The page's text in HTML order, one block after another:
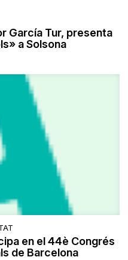
García Tur, presenta
a Solsona
en el 44è Congrés
de Barcelona